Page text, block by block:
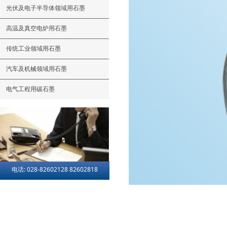
光伏及电子半导体领域用石墨
高温及真空电炉用石墨
传统工业领域用石墨
汽车及机械领域用石墨
电气工程用碳石墨
电话: 028-82602128 82602818